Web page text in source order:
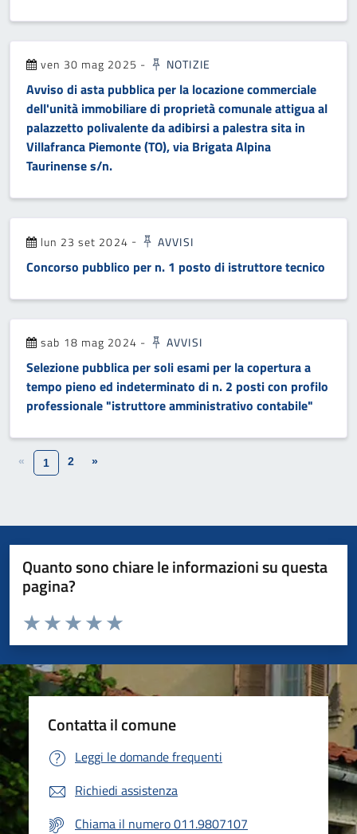
ven 30 mag 2025 - NOTIZIE
Avviso di asta pubblica per la locazione commerciale
dell'unità immobiliare di proprietà comunale attigua al
palazzetto polivalente da adibirsi a palestra sita in
Villafranca Piemonte (TO), via Brigata Alpina
Taurinense s/n.
lun 23 set 2024 - AVVISI
Concorso pubblico per n. 1 posto di istruttore tecnico
sab 18 mag 2024 - AVVISI
Selezione pubblica per soli esami per la copertura a
tempo pieno ed indeterminato di n. 2 posti con profilo
professionale "istruttore amministrativo contabile"
« 1 2 »
Quanto sono chiare le informazioni su questa
pagina?
Valuta da 1 a 5 stelle la pagina
Valuta 5 stelle su 5
Valuta 4 stelle su 5
Valuta 3 stelle su 5
Valuta 2 stelle su 5
Valuta 1 stelle su 5
Contatta il comune
Leggi le domande frequenti
Richiedi assistenza
Chiama il numero 011.9807107